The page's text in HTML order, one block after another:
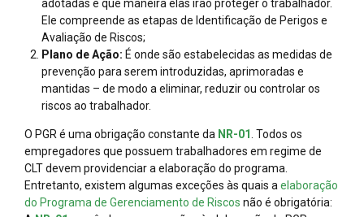
adotadas e que maneira elas irão proteger o trabalhador.
Ele compreende as etapas de Identificação de Perigos e
Avaliação de Riscos;
Plano de Ação: É onde são estabelecidas as medidas de
prevenção para serem introduzidas, aprimoradas e
mantidas – de modo a eliminar, reduzir ou controlar os
riscos ao trabalhador.
O PGR é uma obrigação constante da NR-01 . Todos os
empregadores que possuem trabalhadores em regime de
CLT devem providenciar a elaboração do programa.
Entretanto, existem algumas exceções às quais a elaboração
do Programa de Gerenciamento de Riscos não é obrigatória: